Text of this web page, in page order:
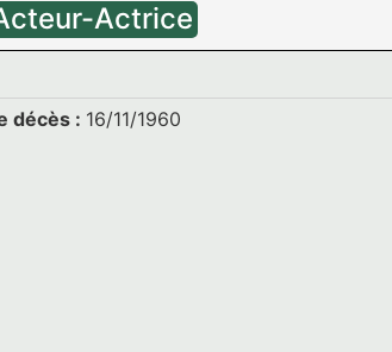
Actrice
décès : 16/11/1960